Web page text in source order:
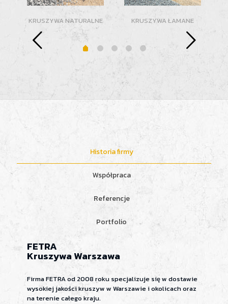
KRUSZYWA NATURALNE KRUSZYWA ŁAMANE
Historia firmy
Współpraca
Referencje
Portfolio
FETRA
Kruszywa Warszawa
Firma FETRA od 2008 roku specjalizuje się w dostawie
wysokiej jakości kruszyw w Warszawie i okolicach oraz
na terenie całego kraju.